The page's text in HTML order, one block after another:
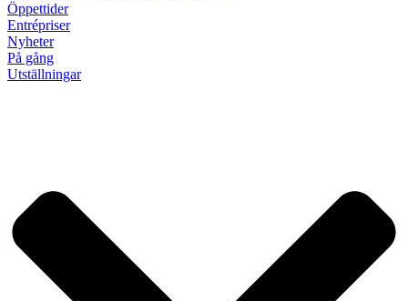
Öppettider
Entrépriser
Nyheter
På gång
Utställningar